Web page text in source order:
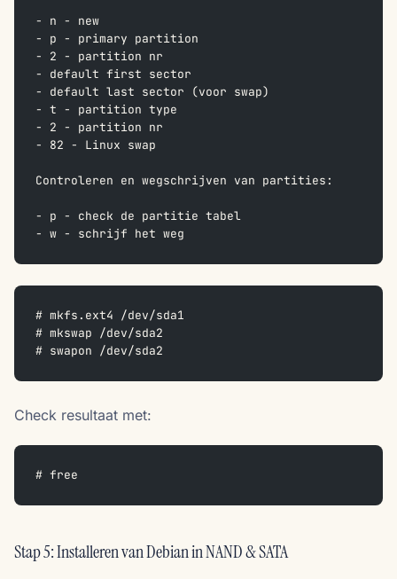
- n - new
- p - primary partition
- 2 - partition nr
- default first sector
- default last sector (voor swap)
- t - partition type
- 2 - partition nr
- 82 - Linux swap
Controleren en wegschrijven van partities:
- p - check de partitie tabel
- w - schrijf het weg
# mkfs.ext4 /dev/sda1
# mkswap /dev/sda2
# swapon /dev/sda2
Check resultaat met:
# free
Stap 5: Installeren van Debian in NAND & SATA